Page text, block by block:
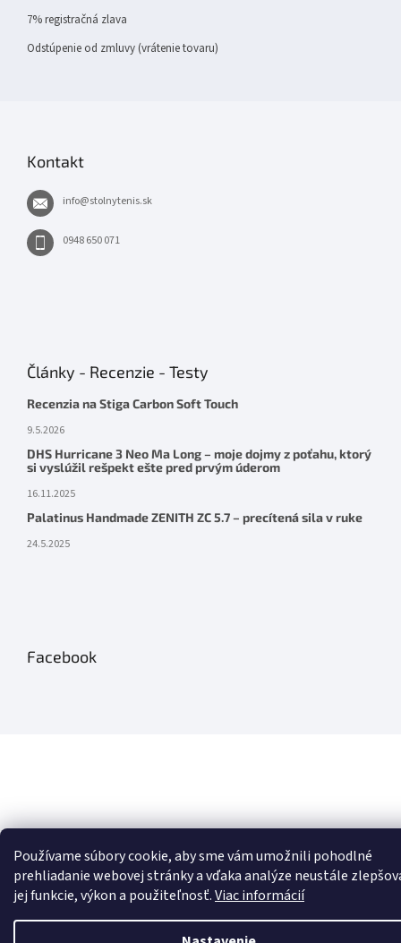
Používame súbory cookie, aby sme vám umožnili pohodlné
prehliadanie webovej stránky a vďaka analýze neustále
jej funkcie, výkon a použiteľnosť.Viac informácií
7% registračná zlava
Odstúpenie od zmluvy (vrátenie tovaru)
Kontakt
info@stolnytenis.sk
0948 650 071
Články - Recenzie - Testy
Recenzia na Stiga Carbon Soft Touch
9.5.2026
DHS Hurricane 3 Neo Ma Long – moje dojmy z poťahu, ktorý
si vyslúžil rešpekt ešte pred prvým úderom
16.11.2025
Palatinus Handmade ZENITH ZC 5.7 – precítená sila v ruke
24.5.2025
Facebook